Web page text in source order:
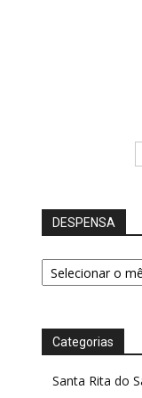
DESPENSA
DESPENSA
Categorias
Santa Rita do